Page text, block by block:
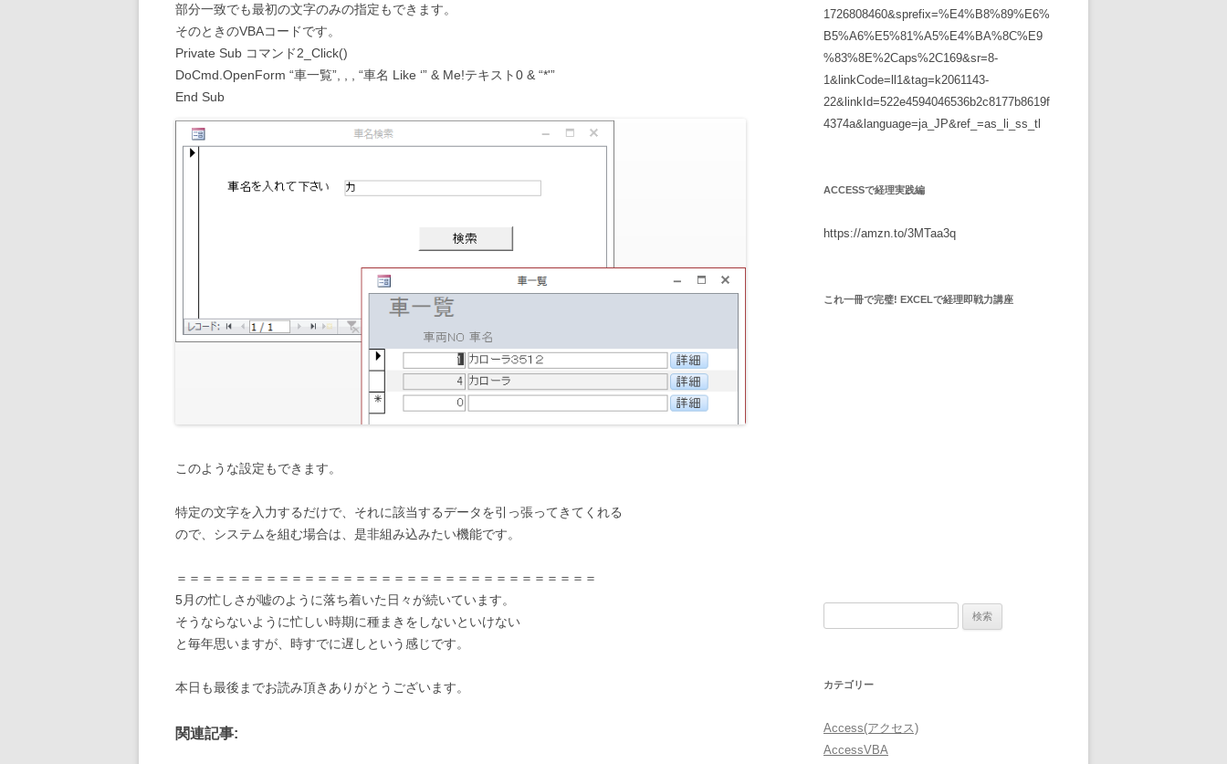
部分一致でも最初の文字のみの指定もできます。
そのときのVBAコードです。
Private Sub コマンド2_Click()
DoCmd.OpenForm “車一覧”, , , “車名 Like ‘” & Me!テキスト0 & “*'”
End Sub
このような設定もできます。
特定の文字を入力するだけで、それに該当するデータを引っ張ってきてくれる
ので、システムを組む場合は、是非組み込みたい機能です。
＝＝＝＝＝＝＝＝＝＝＝＝＝＝＝＝＝＝＝＝＝＝＝＝＝＝＝＝＝＝＝＝＝
5月の忙しさが嘘のように落ち着いた日々が続いています。
そうならないように忙しい時期に種まきをしないといけない
と毎年思いますが、時すでに遅しという感じです。
本日も最後までお読み頂きありがとうございます。
関連記事:
1726808460&sprefix=%E4%B8%89%E6%
B5%A6%E5%81%A5%E4%BA%8C%E9
%83%8E%2Caps%2C169&sr=8-
1&linkCode=ll1&tag=k2061143-
22&linkId=522e4594046536b2c8177b8619f
4374a&language=ja_JP&ref_=as_li_ss_tl
ACCESSで経理実践編
https://amzn.to/3MTaa3q
これ一冊で完璧! EXCELで経理即戦力講座
カテゴリー
Access(アクセス)
AccessVBA